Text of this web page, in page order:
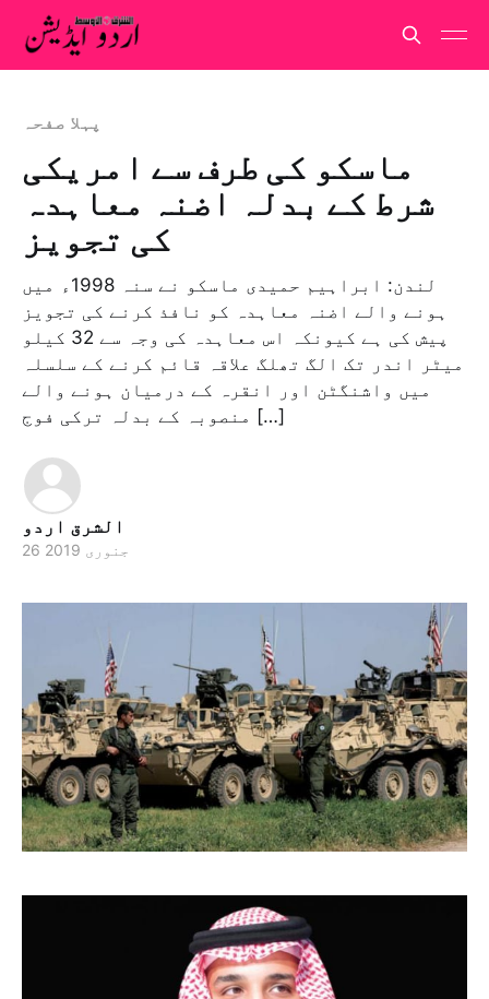
پہلا صفحہ
ماسکو کی طرف سے امریکی
شرط کے بدلہ اضنہ معاہدہ
کی تجویز
لندن: ابراہیم حمیدی ماسکو نے سنہ 1998ء میں
ہونے والے اضنہ معاہدہ کو نافذ کرنے کی تجویز
پیش کی ہے کیونکہ اس معاہدہ کی وجہ سے 32 کیلو
میٹر اندر تک الگ تھلگ علاقہ قائم کرنے کے سلسلہ
میں واشنگٹن اور انقرہ کے درمیان ہونے والے
منصوبہ کے بدلہ ترکی فوج […]
الشرق اردو
26 جنوری 2019